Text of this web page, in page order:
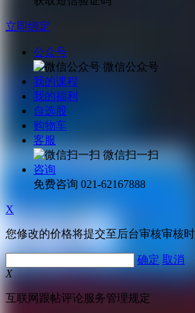
立即绑定
公众号
微信公众号
我的课程
我的福利
自选股
购物车
客服
微信扫一扫
咨询
免费咨询 021-62167888
X
您修改的价格将提交至后台审核审核
确定 取消
X
互联网跟帖评论服务管理规定